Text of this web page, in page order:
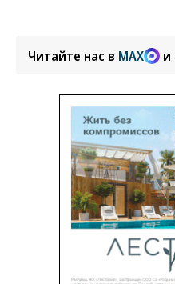
Читайте нас в MAX и